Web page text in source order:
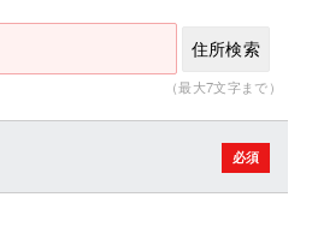
（最大7文字まで）
住所検索